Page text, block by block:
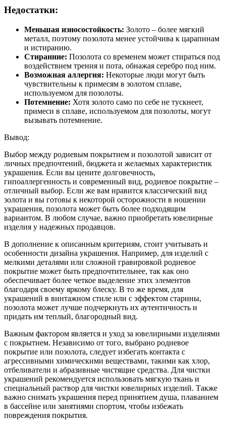
Недостатки:
Меньшая износостойкость: Золото – более мягкий
металл, поэтому позолота менее устойчива к царапинам
и истиранию.
Стиранние: Позолота со временем может стираться под
воздействием трения и пота, обнажая серебро под ним.
Возможная аллергия: Некоторые люди могут быть
чувствительны к примесям в золотом сплаве,
используемом для позолоты.
Потемнение: Хотя золото само по себе не тускнеет,
примеси в сплаве, используемом для позолоты, могут
вызывать потемнение.
Вывод:
Выбор между родиевым покрытием и позолотой зависит от
личных предпочтений, бюджета и желаемых характеристик
украшения. Если вы цените долговечность,
гипоаллергенность и современный вид, родиевое покрытие –
отличный выбор. Если же вам нравится классический вид
золота и вы готовы к некоторой осторожности в ношении
украшения, позолота может быть более подходящим
вариантом. В любом случае, важно приобретать ювелирные
изделия у надежных продавцов.
В дополнение к описанным критериям, стоит учитывать и
особенности дизайна украшения. Например, для изделий с
мелкими деталями или сложной гравировкой родиевое
покрытие может быть предпочтительнее, так как оно
обеспечивает более четкое выделение этих элементов
благодаря своему яркому блеску. В то же время, для
украшений в винтажном стиле или с эффектом старины,
позолота может лучше подчеркнуть их аутентичность и
придать им теплый, благородный вид.
Важным фактором является и уход за ювелирными изделиями
с покрытием. Независимо от того, выбрано родиевое
покрытие или позолота, следует избегать контакта с
агрессивными химическими веществами, такими как хлор,
отбеливатели и абразивные чистящие средства. Для чистки
украшений рекомендуется использовать мягкую ткань и
специальный раствор для чистки ювелирных изделий. Также
важно снимать украшения перед принятием душа, плаванием
в бассейне или занятиями спортом, чтобы избежать
повреждения покрытия.